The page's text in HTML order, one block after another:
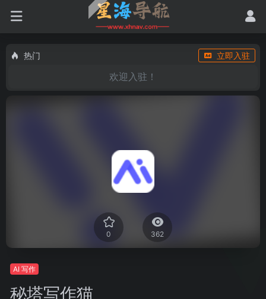
热门 立即入驻
欢迎入驻！
0 362
AI 写作
秘塔写作猫